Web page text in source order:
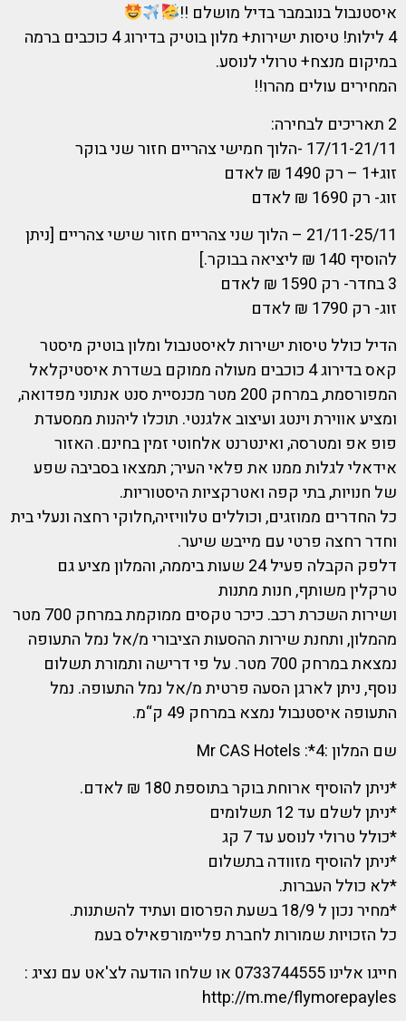
איסטנבול בנובמבר בדיל מושלם !!
4 לילות! טיסות ישירות+ מלון בוטיק בדירוג 4 כוכבים ברמה
במיקום מנצח+ טרולי לנוסע.
המחירים עולים מהרו!!
2 תאריכים לבחירה:
17/11-21/11 -הלוך חמישי צהריים חזור שני בוקר
זוג+1 – רק 1490 ₪ לאדם
זוג- רק 1690 ₪ לאדם
21/11-25/11 – הלוך שני צהריים חזור שישי צהריים [ניתן
להוסיף 140 ₪ ליציאה בבוקר.]
3 בחדר- רק 1590 ₪ לאדם
זוג- רק 1790 ₪ לאדם
הדיל כולל טיסות ישירות לאיסטנבול ומלון בוטיק מיסטר
קאס בדירוג 4 כוכבים מעולה ממוקם בשדרת איסטיקלאל
המפורסמת, במרחק 200 מטר מכנסיית סנט אנתוני מפדואה,
ומציע אווירת וינטג ועיצוב אלגנטי. תוכלו ליהנות ממסעדת
פופ אפ ומטרסה, ואינטרנט אלחוטי זמין בחינם. האזור
אידאלי לגלות ממנו את פלאי העיר; תמצאו בסביבה שפע
של חנויות, בתי קפה ואטרקציות היסטוריות.
כל החדרים ממוזגים, וכוללים טלוויזיה,חלוקי רחצה ונעלי בית
וחדר רחצה פרטי עם מייבש שיער.
דלפק הקבלה פעיל 24 שעות ביממה, והמלון מציע גם
טרקלין משותף, חנות מתנות
ושירות השכרת רכב. כיכר טקסים ממוקמת במרחק 700 מטר
מהמלון, ותחנת שירות ההסעות הציבורי מ/אל נמל התעופה
נמצאת במרחק 700 מטר. על פי דרישה ותמורת תשלום
נוסף, ניתן לארגן הסעה פרטית מ/אל נמל התעופה. נמל
התעופה איסטנבול נמצא במרחק 49 ק“מ.
שם המלון :4*: Mr CAS Hotels
*ניתן להוסיף ארוחת בוקר בתוספת 180 ₪ לאדם.
*ניתן לשלם עד 12 תשלומים
*כולל טרולי לנוסע עד 7 קג
*ניתן להוסיף מזוודה בתשלום
*לא כולל העברות.
*מחיר נכון ל 18/9 בשעת הפרסום ועתיד להשתנות.
כל הזכויות שמורות לחברת פליימורפאילס בעמ
חייגו אלינו 0733744555 או שלחו הודעה לצ'אט עם נציג :
http://m.me/flymorepayles